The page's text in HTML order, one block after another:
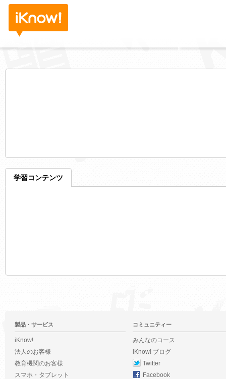
学習コンテンツ
製品・サービス
iKnow!
法人のお客様
教育機関のお客様
スマホ・タブレット
コミュニティー
みんなのコース
iKnow! ブログ
Twitter
Facebook